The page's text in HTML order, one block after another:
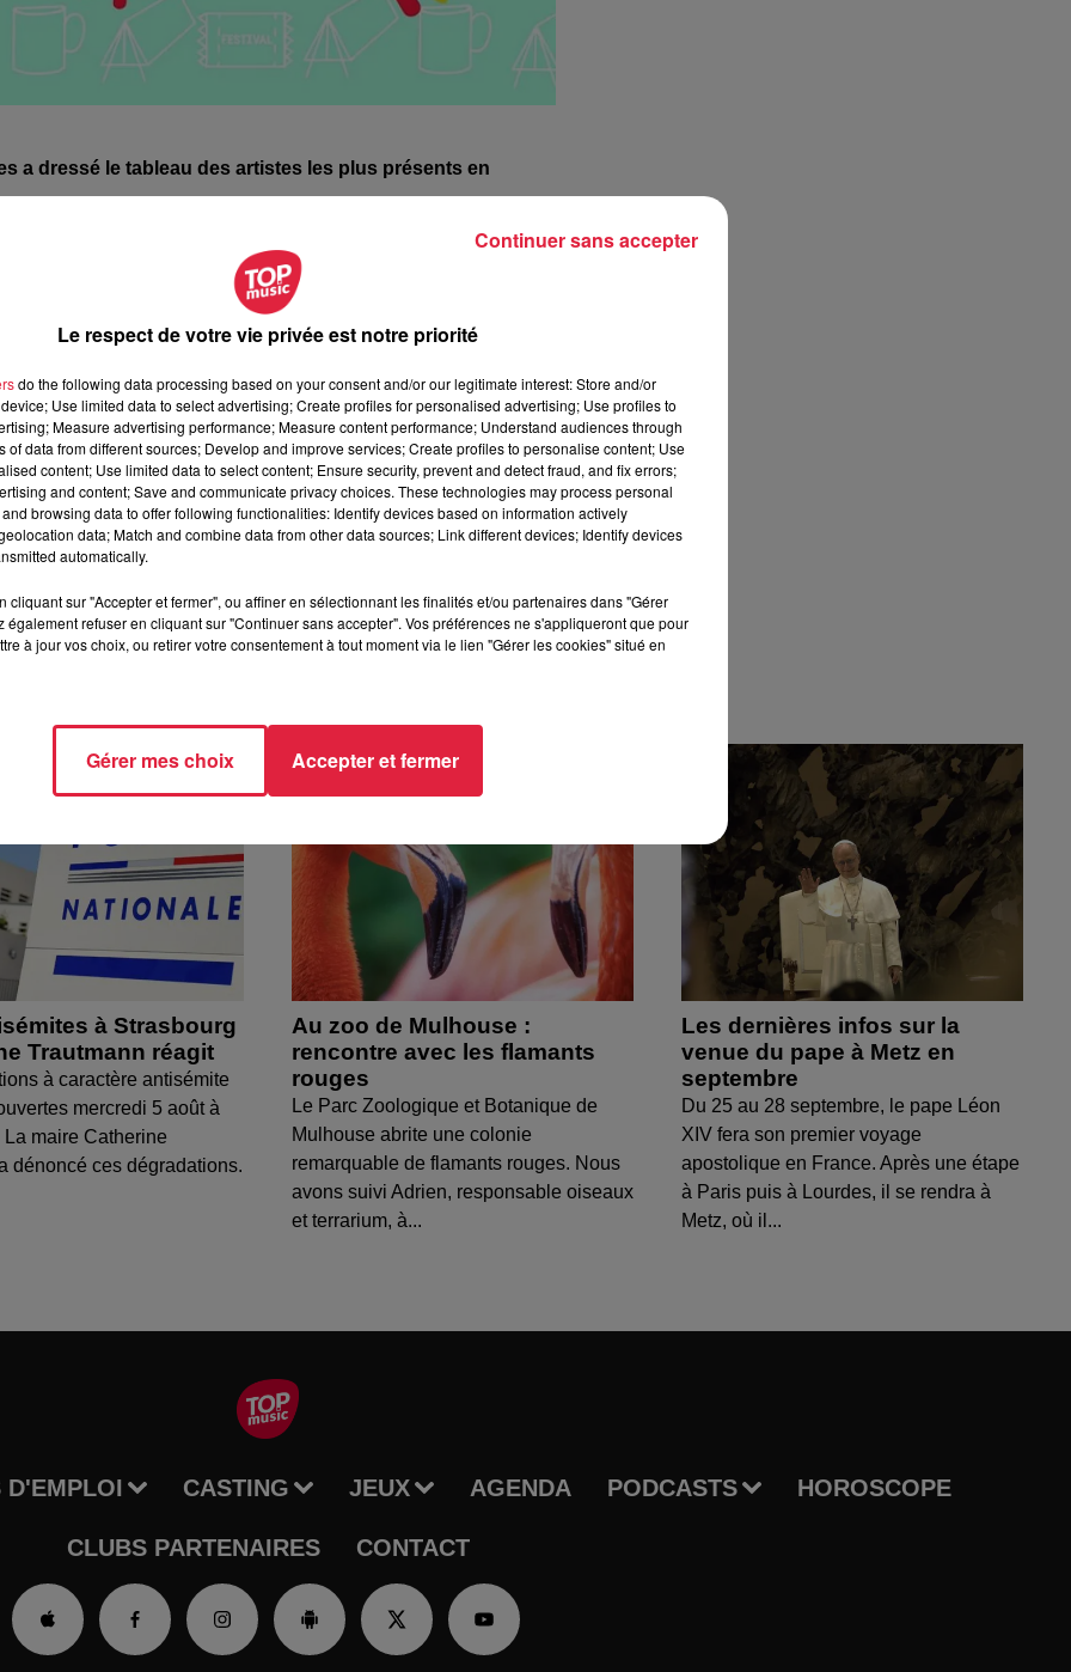
a dressé le tableau des artistes les plus présents en
de près de 500 festivals français
de frères rappeurs,
Bigflo & Oli
différents.
Eddy de Pretto, qui fait partie des sensations
Liste très éclectique puisque l'on passe du groupe de reggae
également partie de la liste.
.
Maxime Haas
à Strasbourg
Trautmann réagit
à caractère antisémite
mercredi 5 août à
La maire Catherine
dénoncé ces dégradations.
Au zoo de Mulhouse :
rencontre avec les flamants
rouges
Le Parc Zoologique et Botanique de
Mulhouse abrite une colonie
remarquable de flamants rouges. Nous
avons suivi Adrien, responsable oiseaux
et terrarium, à...
Les dernières infos sur la
venue du pape à Metz en
septembre
Du 25 au 28 septembre, le pape Léon
XIV fera son premier voyage
apostolique en France. Après une étape
à Paris puis à Lourdes, il se rendra à
Metz, où il...
D'EMPLOI CASTING JEUX AGENDA PODCASTS HOROSCOPE
CLUBS PARTENAIRES CONTACT
Le respect de votre vie privée est notre priorité
do the following data processing based on your consent and/or our legitimate interest: Store and/or
Use limited data to select advertising; Create profiles for personalised advertising; Use profiles to
Measure advertising performance; Measure content performance; Understand audiences through
of data from different sources; Develop and improve services; Create profiles to personalise content; Use
content; Use limited data to select content; Ensure security, prevent and detect fraud, and fix errors;
and content; Save and communicate privacy choices. These technologies may process personal
browsing data to offer following functionalities: Identify devices based on information actively
data; Match and combine data from other data sources; Link different devices; Identify devices
automatically.
cliquant sur "Accepter et fermer", ou affiner en sélectionnant les finalités et/ou partenaires dans "Gérer
également refuser en cliquant sur "Continuer sans accepter". Vos préférences ne s'appliqueront que pour
à jour vos choix, ou retirer votre consentement à tout moment via le lien "Gérer les cookies" situé en
Gérer mes choix Accepter et fermer
Continuer sans accepter